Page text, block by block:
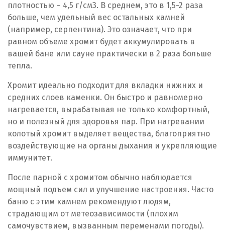
плотностью – 4,5 г/см3. В среднем, это в 1,5-2 раза
больше, чем удельный вес остальных камней
(например, серпентина). Это означает, что при
равном объеме хромит будет аккумулировать в
вашей бане или сауне практически в 2 раза больше
тепла.
Хромит идеально подходит для вкладки нижних и
средних слоев каменки. Он быстро и равномерно
нагревается, вырабатывая не только комфортный,
но и полезный для здоровья пар. При нагревании
колотый хромит выделяет вещества, благоприятно
воздействующие на органы дыхания и укрепляющие
иммунитет.
После парной с хромитом обычно наблюдается
мощный подъем сил и улучшение настроения. Часто
баню с этим камнем рекомендуют людям,
страдающим от метеозависимости (плохим
самочувствием, вызванным переменами погоды).